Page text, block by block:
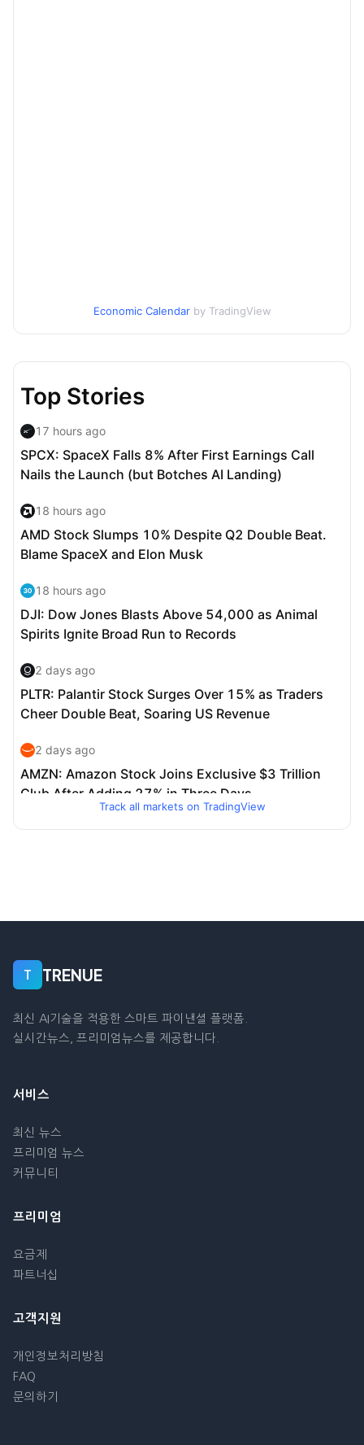
Economic Calendar by TradingView
Track all markets on TradingView
T TRENUE
최신 AI기술을 적용한 스마트 파이낸셜 플랫폼.
실시간뉴스, 프리미엄뉴스를 제공합니다.
서비스
최신 뉴스
프리미엄 뉴스
커뮤니티
프리미엄
요금제
파트너십
고객지원
개인정보처리방침
FAQ
문의하기